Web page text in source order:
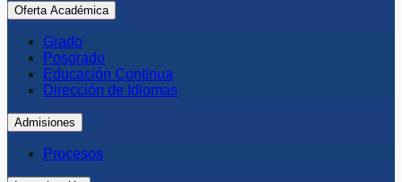
Oferta Académica
Grado
Posgrado
Educación Continua
Dirección de Idiomas
Admisiones
Procesos